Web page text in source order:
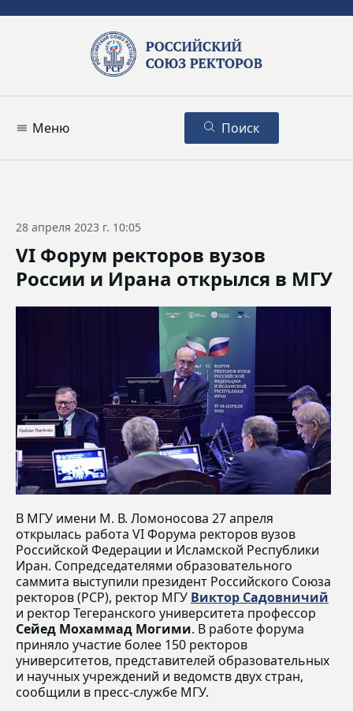
Меню Поиск
28 апреля 2023 г. 10:05
VI Форум ректоров вузов
России и Ирана открылся в МГУ
В МГУ имени М. В. Ломоносова 27 апреля
открылась работа VI Форума ректоров вузов
Российской Федерации и Исламской Республики
Иран. Сопредседателями образовательного
саммита выступили президент Российского Союза
ректоров (РСР), ректор МГУ Виктор Садовничий
и ректор Тегеранского университета профессор
Сейед Мохаммад Могими. В работе форума
приняло участие более 150 ректоров
университетов, представителей образовательных
и научных учреждений и ведомств двух стран,
сообщили в пресс-службе МГУ.